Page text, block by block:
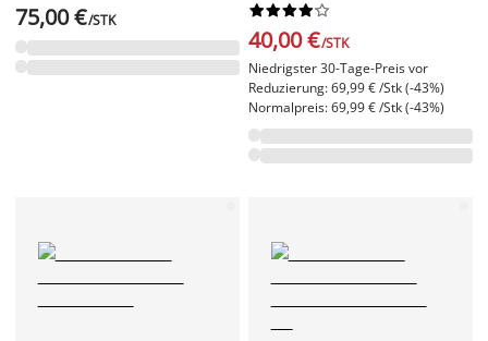
75,00 €/STK






40,00 €/STK
Niedrigster 30-Tage-Preis vor
Reduzierung: 69,99 € /Stk (-43%)
Normalpreis: 69,99 € /Stk (-43%)